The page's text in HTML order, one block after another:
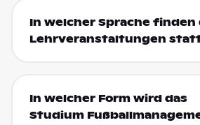
In welcher Sprache finden
Lehrveranstaltungen
In welcher Form wird das
Studium